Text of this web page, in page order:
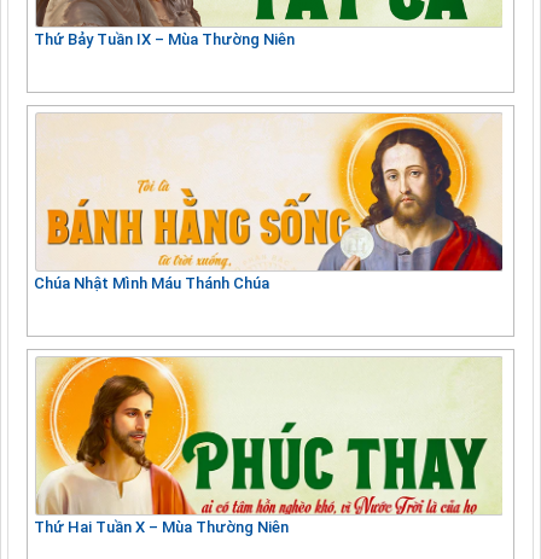
Thứ Bảy Tuần IX – Mùa Thường Niên
Chúa Nhật Mình Máu Thánh Chúa
Thứ Hai Tuần X – Mùa Thường Niên